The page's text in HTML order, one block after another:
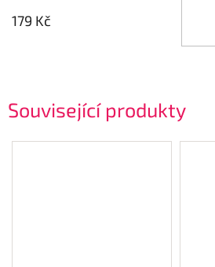
Související produkty
179 Kč